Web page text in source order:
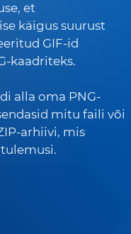
et
käigus suurust
GIF-id
kaadriteks.
alla oma PNG-
mitu faili või
arhiivi, mis